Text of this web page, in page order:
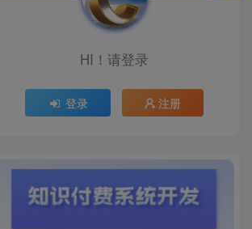
HI！请登录
登录 注册